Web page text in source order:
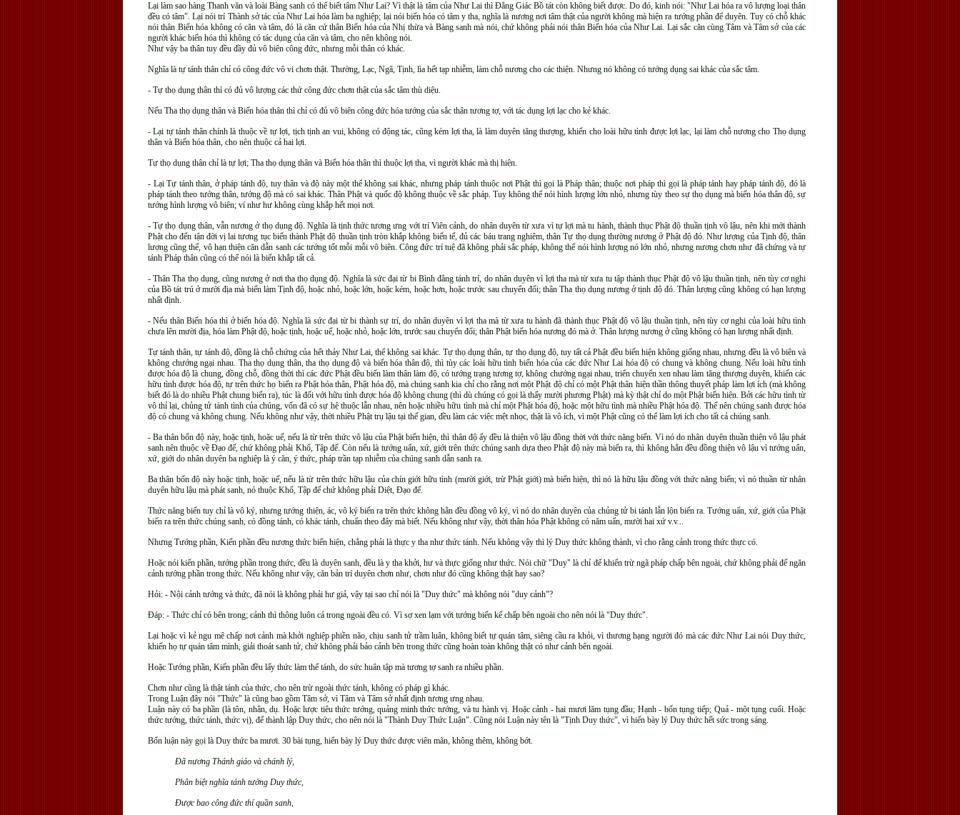
Lại làm sao hàng Thanh văn và loài Bàng sanh có thể biết tâm Như Lai? Vì thật là tâm của Như Lai thì Ðẳng Giác Bồ tát còn không biết được. Do đó, kinh nói: "Như Lai hóa ra vô lượng loại thân
đều có tâm". Lại nói trí Thành sở tác của Như Lai hóa làm ba nghiệp; lại nói biến hóa có tâm y tha, nghĩa là nương nơi tâm thật của người không mà hiện ra tướng phần để duyên. Tuy có chỗ khác
nói thân Biến hóa không có căn và tâm, đó là căn cứ thân Biến hóa của Nhị thừa và Bàng sanh mà nói, chứ không phải nói thân Biến hóa của Như Lai. Lại sắc căn cùng Tâm và Tâm sở của các
người khác biến hóa thì không có tác dụng của căn và tâm, cho nên không nói.
Như vậy ba thân tuy đều đầy đủ vô biên công đức, nhưng mỗi thân có khác.
Nghĩa là tự tánh thân chỉ có công đức vô vi chơn thật. Thường, Lạc, Ngã, Tịnh, lìa hết tạp nhiễm, làm chỗ nương cho các thiện. Nhưng nó không có tướng dụng sai khác của sắc tâm.
- Tự thọ dụng thân thì có đủ vô lượng các thứ công đức chơn thật của sắc tâm thù diệu.
Nếu Tha thọ dụng thân và Biến hóa thân thì chỉ có đủ vô biên công đức hóa tướng của sắc thân tương tợ, với tác dụng lợi lạc cho kẻ khác.
- Lại tự tánh thân chính là thuộc về tự lợi, tịch tịnh an vui, không có động tác, cũng kém lợi tha, là làm duyên tăng thượng, khiến cho loài hữu tình được lợi lạc, lại làm chỗ nương cho Thọ dụng
thân và Biến hóa thân, cho nên thuộc cả hai lợi.
Tự thọ dụng thân chỉ là tự lợi; Tha thọ dụng thân và Biến hóa thân thì thuộc lợi tha, vì người khác mà thị hiện.
- Lại Tự tánh thân, ở pháp tánh độ, tuy thân và độ này một thể không sai khác, nhưng pháp tánh thuộc nơi Phật thì gọi là Pháp thân; thuộc nơi pháp thì gọi là pháp tánh hay pháp tánh độ, đó là
pháp tánh theo tướng thân, tướng độ mà có sai khác. Thân Phật và quốc độ không thuộc về sắc pháp. Tuy không thể nói hình lượng lớn nhỏ, nhưng tùy theo sự thọ dụng mà biến hóa thân độ, sự
tướng hình lượng vô biên; ví như hư không cùng khắp hết mọi nơi.
- Tự thọ dụng thân, vẫn nương ở thọ dụng độ. Nghĩa là tịnh thức tương ưng với trí Viên cảnh, do nhân duyên từ xưa vì tự lợi mà tu hành, thành thục Phật độ thuần tịnh vô lậu, nên khi mới thành
Phật cho đến tận đời vị lai tương tục biến thành Phật độ thuần tịnh tròn khắp không biến tế, đủ các báu trang nghiêm, thân Tự thọ dụng thường nương ở Phật độ đó. Như lượng của Tịnh độ, thân
lượng cũng thế, vô hạn thiện căn dẫn sanh các tướng tốt mỗi mỗi vô biên. Công đức trí tuệ đã không phải sắc pháp, không thể nói hình lượng nó lớn nhỏ, nhưng nương chơn như đã chứng và tự
tánh Pháp thân cũng có thể nói là biến khắp tất cả.
- Thân Tha thọ dụng, cũng nương ở nơi tha thọ dụng độ. Nghĩa là sức đại từ bi Bình đẳng tánh trí, do nhân duyên vì lợi tha mà từ xưa tu tập thành thục Phật độ vô lậu thuần tịnh, nên tùy cơ nghi
của Bồ tát trú ở mười địa mà biến làm Tịnh độ, hoặc nhỏ, hoặc lớn, hoặc kém, hoặc hơn, hoặc trước sau chuyển đổi; thân Tha thọ dụng nương ở tịnh độ đó. Thân lượng cũng không có hạn lượng
nhất định.
- Nếu thân Biến hóa thì ở biến hóa độ. Nghĩa là sức đại từ bi thành sự trí, do nhân duyên vì lợi tha mà từ xưa tu hành đã thành thục Phật độ vô lậu thuần tịnh, nên tùy cơ nghi của loài hữu tình
chưa lên mười địa, hóa làm Phật độ, hoặc tịnh, hoặc uế, hoặc nhỏ, hoặc lớn, trước sau chuyển đổi; thân Phật biến hóa nương đó mà ở. Thân lượng nương ở cũng không có hạn lượng nhất định.
Tự tánh thân, tự tánh độ, đồng là chỗ chứng của hết thảy Như Lai, thể không sai khác. Tự thọ dụng thân, tự thọ dụng độ, tuy tất cả Phật đều biến hiện không giống nhau, nhưng đều là vô biên và
không chướng ngại nhau. Tha thọ dụng thân, tha thọ dụng độ và biến hóa thân độ, thì tùy các loài hữu tình biến hóa của các đức Như Lai hóa độ có chung và không chung. Nếu loài hữu tình
được hóa độ là chung, đồng chỗ, đồng thời thì các đức Phật đều biến làm thân làm độ, có tướng trạng tương tợ, không chướng ngại nhau, triển chuyển xen nhau làm tăng thượng duyên, khiến các
hữu tình được hóa độ, tự trên thức họ biến ra Phật hóa thân, Phật hóa độ, mà chúng sanh kia chỉ cho rằng nơi một Phật độ chỉ có một Phật thân hiện thần thông thuyết pháp làm lợi ích (mà không
biết đó là do nhiều Phật chung biến ra), túc là đối với hữu tình được hóa độ không chung (thì dù chúng có gọi là thấy mười phương Phật) mà kỳ thật chỉ do một Phật biến hiện. Bởi các hữu tình từ
vô thỉ lại, chủng tử tánh tình của chúng, vốn đã có sự hệ thuộc lẫn nhau, nên hoặc nhiều hữu tình mà chỉ một Phật hóa độ, hoặc một hữu tình mà nhiều Phật hóa độ. Thế nên chúng sanh được hóa
độ có chung và không chung. Nếu không như vậy, thời nhiều Phật trụ lậu tại thế gian, đều làm các việc mệt nhọc, thật là vô ích, vì một Phật cũng có thể làm lợi ích cho tất cả chúng sanh.
- Ba thân bốn độ này, hoặc tịnh, hoặc uế, nếu là từ trên thức vô lậu của Phật biến hiện, thì thân độ ấy đều là thiện vô lậu đồng thời với thức năng biến. Vì nó do nhân duyên thuần thiện vô lậu phát
sanh nên thuộc về Ðạo đế, chứ không phải Khổ, Tập đế. Còn nếu là tướng uẩn, xứ, giới trên thức chúng sanh dựa theo Phật độ này mà biến ra, thì không hẳn đều đồng thiện vô lậu vì tướng uẩn,
xứ, giới do nhân duyên ba nghiệp là ý căn, ý thức, pháp trần tạp nhiễm của chúng sanh dẫn sanh ra.
Ba thân bốn độ này hoặc tịnh, hoặc uế, nếu là từ trên thức hữu lậu của chín giới hữu tình (mười giới, trừ Phật giới) mà biến hiện, thì nó là hữu lậu đồng với thức năng biến; vì nó thuần từ nhân
duyên hữu lậu mà phát sanh, nó thuộc Khổ, Tập đế chứ không phải Diệt, Ðạo đế.
Thức năng biến tuy chỉ là vô ký, nhưng tướng thiện, ác, vô ký biến ra trên thức không hẳn đều đồng vô ký, vì nó do nhân duyên của chủng tử bi tánh lẫn lộn biến ra. Tướng uẩn, xứ, giới của Phật
biến ra trên thức chúng sanh, có đồng tánh, có khác tánh, chuẩn theo đây mà biết. Nếu không như vậy, thời thân hóa Phật không có năm uẩn, mười hai xứ v.v...
Nhưng Tướng phần, Kiến phần đều nương thức biến hiện, chẳng phải là thực y tha như thức tánh. Nếu không vậy thì lý Duy thức không thành, vì cho rằng cảnh trong thức thực có.
Hoặc nói kiến phần, tướng phần trong thức, đều là duyên sanh, đều là y tha khởi, hư và thực giống như thức. Nói chữ "Duy" là chỉ để khiển trừ ngã pháp chấp bên ngoài, chứ không phải để ngăn
cảnh tướng phần trong thức. Nếu không như vậy, căn bản trí duyên chơn như, chơn như đó cũng không thật hay sao?
Hỏi: - Nội cảnh tướng và thức, đã nói là không phải hư giả, vậy tại sao chỉ nói là "Duy thức" mà không nói "duy cảnh"?
Ðáp: - Thức chỉ có bên trong; cảnh thì thông luôn cả trong ngoài đều có. Vì sợ xen lạm với tướng biến kế chấp bên ngoài cho nên nói là "Duy thức".
Lại hoặc vì kẻ ngu mê chấp nơi cảnh mà khởi nghiệp phiền não, chịu sanh tử trầm luân, không biết tự quán tâm, siêng cầu ra khỏi, vì thương hạng người đó mà các đức Như Lai nói Duy thức,
khiến họ tự quán tâm mình, giải thoát sanh tử, chứ không phải bảo cảnh bên trong thức cũng hoàn toàn không thật có như cảnh bên ngoài.
Hoặc Tướng phần, Kiến phần đều lấy thức làm thể tánh, do sức huân tập mà tương tợ sanh ra nhiều phần.
Chơn như cũng là thật tánh của thức, cho nên trừ ngoài thức tánh, không có pháp gì khác.
Trong Luận đây nói "Thức" là cũng bao gồm Tâm sở, vì Tâm và Tâm sở nhất định tương ưng nhau.
Luận này có ba phần (là tôn, nhân, dụ. Hoặc lược tiêu thức tướng, quảng minh thức tướng, và tu hành vị. Hoặc cảnh - hai mươi lăm tụng đầu; Hạnh - bốn tụng tiếp; Quả - một tụng cuối. Hoặc
thức tướng, thức tánh, thức vị), để thành lập Duy thức, cho nên nói là "Thành Duy Thức Luận". Cũng nói Luận này tên là "Tịnh Duy thức", vì hiển bày lý Duy thức hết sức trong sáng.
Bốn luận này gọi là Duy thức ba mươi. 30 bài tụng, hiển bày lý Duy thức được viên mãn, không thêm, không bớt.
Ðã nương Thánh giáo và chánh lý,
Phân biệt nghĩa tánh tướng Duy thức,
Ðược bao công đức thí quần sanh,